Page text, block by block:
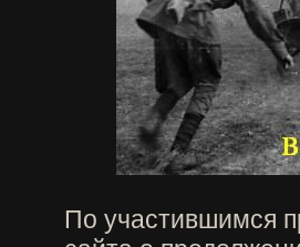
По участившимся